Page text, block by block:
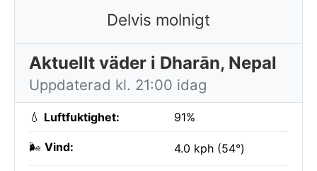
Delvis molnigt
Aktuellt väder i Dharān, Nepal
Uppdaterad kl. 21:00 idag
💧 Luftfuktighet: 91%
🌬️ Vind: 4.0 kph (54°)